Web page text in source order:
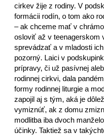
cirkev žije z rodiny. V
formácii rodín, o tom ako
– ak chceme mať v
osloviť až v teenagerskom
sprevádzať a v mladosti
pozorný. Laici v
prípravy, či už pasívnej
rodinnej cirkvi, dala
formy rodinnej liturgie a
zapojil aj s tým, aká je
vymiznúť, ak z domu
modlitba iba dvoch
účinky. Taktiež sa v